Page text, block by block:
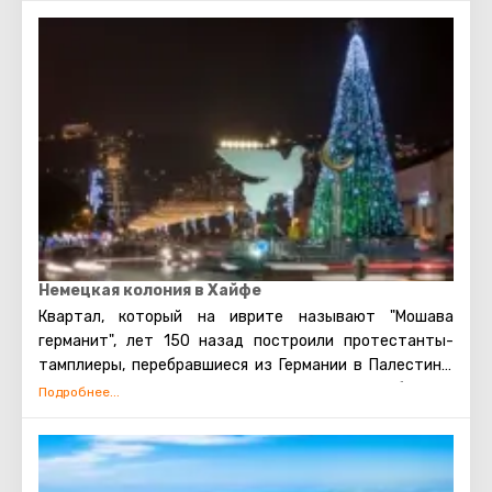
1836 г. открылся на том же месте. В 20 веке его
поочерёдно оккупировали британские и израильские
войска, но в наше время монастырю и церкви
возвращено их первоначальное значение. Сегодня
собор Стелла Марис считается главным духовным
центром для кармелитов всего мира.
Немецкая колония в Хайфе
Квартал, который на иврите называют "Мошава
германит", лет 150 назад построили протестанты-
тамплиеры, перебравшиеся из Германии в Палестину.
Родные места на полудикий Ближний Восток набожные
присутствием и созидательным трудом на Земле
обетованной они ни больше ни меньше рассчитывали
ускорить второе пришествие Христа. Из затеи,